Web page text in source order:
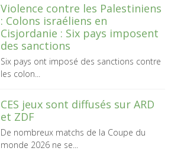
Violence contre les Palestiniens
: Colons israéliens en
Cisjordanie : Six pays imposent
des sanctions
Six pays ont imposé des sanctions contre
les colon...
CES jeux sont diffusés sur ARD
et ZDF
De nombreux matchs de la Coupe du
monde 2026 ne se...